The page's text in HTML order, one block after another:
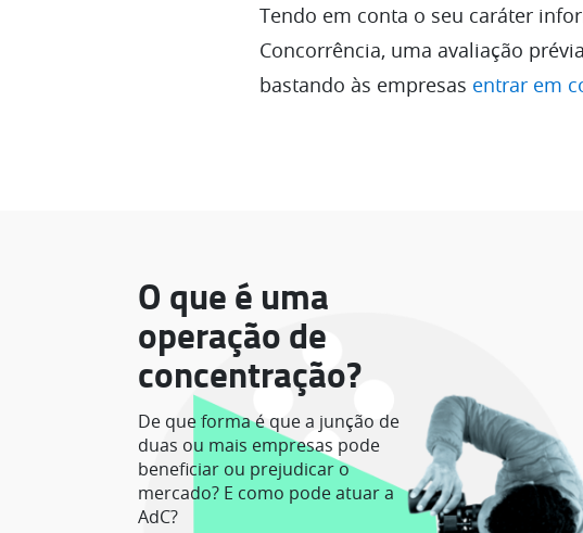
Tendo em conta o seu caráter
Concorrência, uma avaliação
bastando às empresas entrar em
O que é uma
operação de
concentração?
De que forma é que a junção de
duas ou mais empresas pode
beneficiar ou prejudicar o
mercado? E como pode atuar a
AdC?